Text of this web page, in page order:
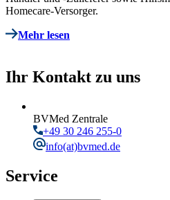
Homecare-Versorger.
Mehr lesen
Ihr Kontakt zu uns
BVMed Zentrale
+49 30 246 255-0
info(at)bvmed.de
Service